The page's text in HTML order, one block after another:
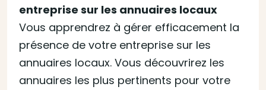
entreprise sur les annuaires locaux
Vous apprendrez à gérer efficacement la
présence de votre entreprise sur les
annuaires locaux. Vous découvrirez les
annuaires les plus pertinents pour votre